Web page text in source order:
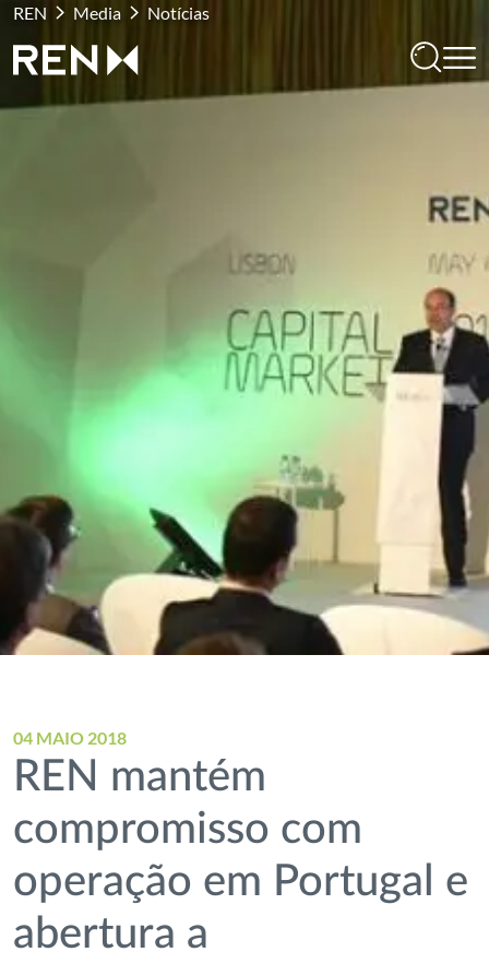
REN Media Notícias
04 MAIO 2018
REN mantém
compromisso com
operação em Portugal e
abertura a